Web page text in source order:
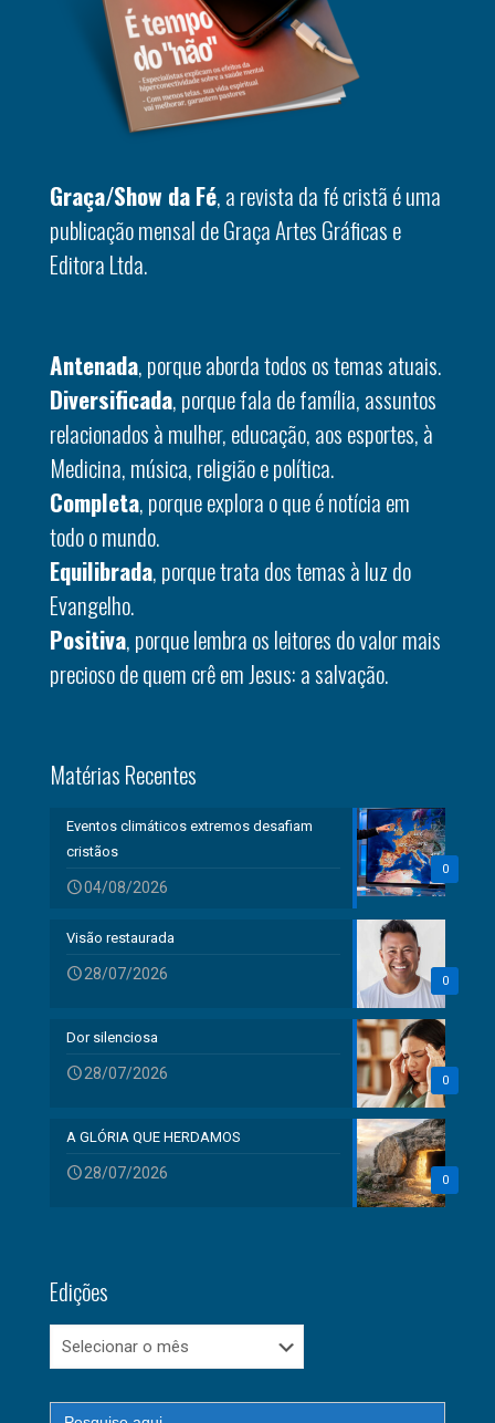
Graça/Show da Fé, a revista da fé cristã é uma
publicação mensal de Graça Artes Gráficas e
Editora Ltda.
Antenada, porque aborda todos os temas atuais.
Diversificada, porque fala de família, assuntos
relacionados à mulher, educação, aos esportes, à
Medicina, música, religião e política.
Completa, porque explora o que é notícia em
todo o mundo.
Equilibrada, porque trata dos temas à luz do
Evangelho.
Positiva, porque lembra os leitores do valor mais
precioso de quem crê em Jesus: a salvação.
Matérias Recentes
0
Eventos climáticos extremos desafiam
cristãos
04/08/2026
0
Visão restaurada
28/07/2026
0
Dor silenciosa
28/07/2026
0
A GLÓRIA QUE HERDAMOS
28/07/2026
Edições
Edições
Search